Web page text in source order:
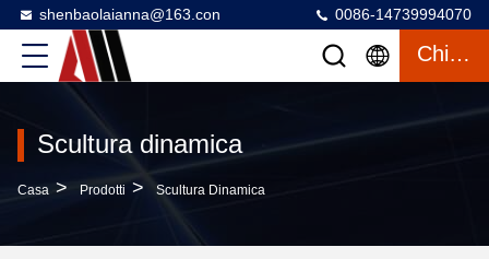
shenbaolaianna@163.con 0086-14739994070
Chiacchierata
Scultura dinamica
Casa > Prodotti > Scultura Dinamica